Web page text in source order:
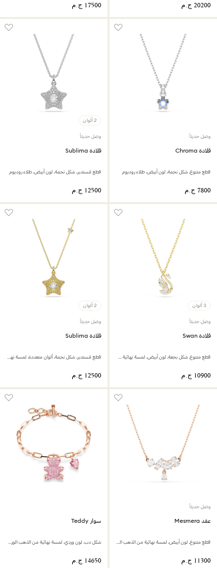
وصل حديثاً
قلادة Chroma
قطع متنوع، شكل نجمة، لون أبيض، طلاء روديوم
2 ألوان
وصل حديثاً
قلادة Sublima
قطع مُستدير، شكل نجمة، لون أبيض، طلاء روديوم
3 ألوان
وصل حديثاً
قلادة Swan
قطع متنوع، شكل بجعة، لون أبيض، لمسة نهائية من الذهب عيار 18 قيراط
2 ألوان
وصل حديثاً
قلادة Sublima
قطع مُستدير، شكل نجمة، ألوان متعددة، لمسة نهائية من الذهب عيار 18 قيراط
وصل حديثاً
عقد Mesmera
قطع متنوع، لون أبيض، لمسة نهائية من الذهب الوردي عيار 18 قيراط
سوار Teddy
شكل دب، لون وردي، لمسة نهائية من الذهب الوردي عيار 18 قيراط